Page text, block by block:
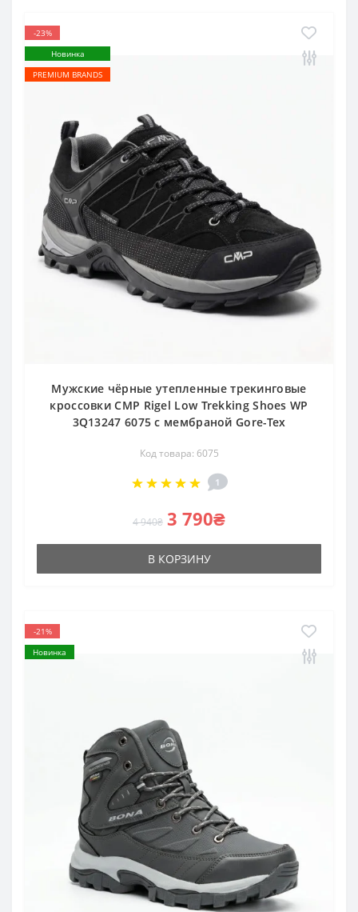
-23%
Новинка
PREMIUM BRANDS
Мужские чёрные утепленные трекинговые
кроссовки CMP Rigel Low Trekking Shoes WP
3Q13247 6075 с мембраной Gore-Tex
Код товара: 6075
1
4 940₴ 3 790₴
В КОРЗИНУ
-21%
Новинка